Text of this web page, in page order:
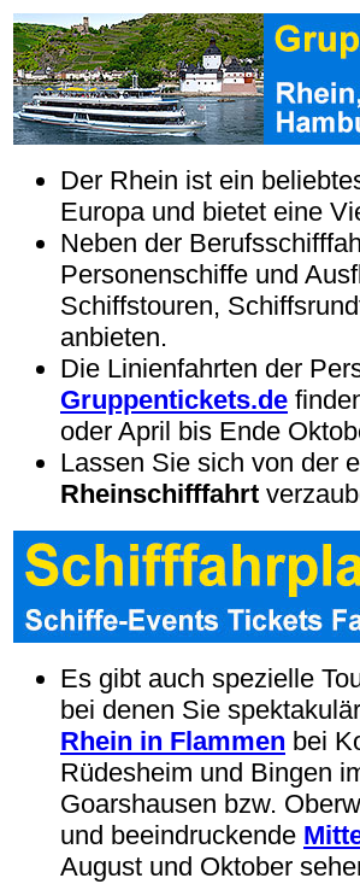
Der Rhein ist ein
Europa und bietet eine
Neben der
Personenschiffe und
Schiffstouren,
anbieten.
Die Linienfahrten der
Gruppentickets.de
oder April bis Ende
Lassen Sie sich von der
Rheinschifffahrt
Es gibt auch spezielle
bei denen Sie
Rhein in Flammen bei
Rüdesheim und Bingen
Goarshausen bzw.
und beeindruckende
August und Oktober